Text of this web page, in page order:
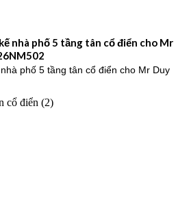
nhà phố 5 tầng tân cổ điển cho Mr
phố 5 tầng tân cổ điển cho Mr Duy